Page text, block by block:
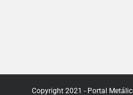
Copyright 2021 - Portal